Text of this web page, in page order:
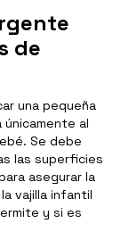
de
una pequeña
al
Se debe
las superficies
asegurar la
vajilla infantil
y si es